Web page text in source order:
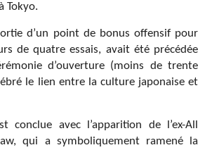
Tokyo.
d’un point de bonus offensif pour
de quatre essais, avait été précédée
d’ouverture (moins de trente
le lien entre la culture japonaise et
conclue avec l’apparition de l’ex-All
qui a symboliquement ramené la